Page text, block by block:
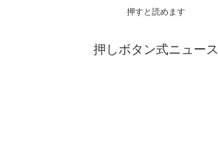
押すと読めます
押しボタン式ニュース